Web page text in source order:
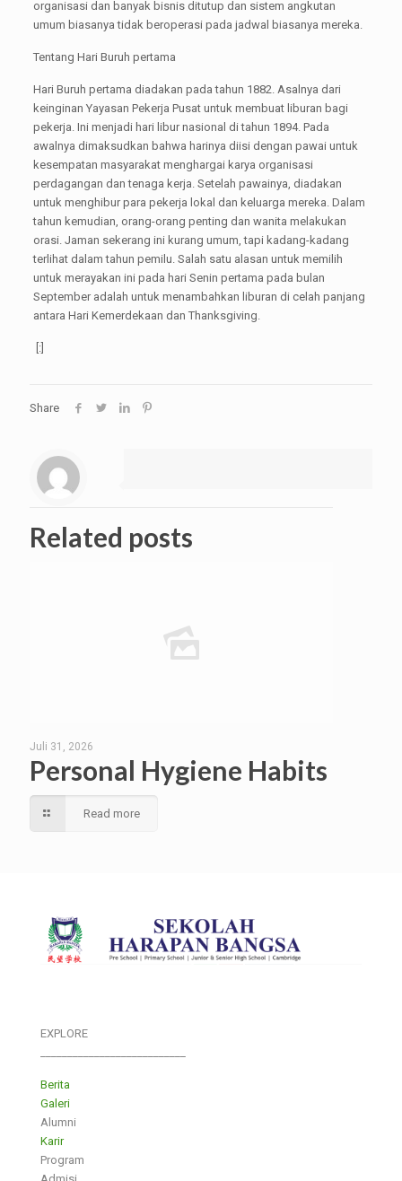
organisasi dan banyak bisnis ditutup dan sistem angkutan
umum biasanya tidak beroperasi pada jadwal biasanya mereka.
Tentang Hari Buruh pertama
Hari Buruh pertama diadakan pada tahun 1882. Asalnya dari
keinginan Yayasan Pekerja Pusat untuk membuat liburan bagi
pekerja. Ini menjadi hari libur nasional di tahun 1894. Pada
awalnya dimaksudkan bahwa harinya diisi dengan pawai untuk
kesempatan masyarakat menghargai karya organisasi
perdagangan dan tenaga kerja. Setelah pawainya, diadakan
untuk menghibur para pekerja lokal dan keluarga mereka. Dalam
tahun kemudian, orang-orang penting dan wanita melakukan
orasi. Jaman sekerang ini kurang umum, tapi kadang-kadang
terlihat dalam tahun pemilu. Salah satu alasan untuk memilih
untuk merayakan ini pada hari Senin pertama pada bulan
September adalah untuk menambahkan liburan di celah panjang
antara Hari Kemerdekaan dan Thanksgiving.
[:]
Share
Related posts
Juli 31, 2026
Personal Hygiene Habits
Read more
EXPLORE
Berita
Galeri
Alumni
Karir
Program